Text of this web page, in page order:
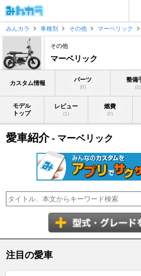
みんカラ
車種別 その他 マーベリック
その他
マーベリック
カスタム情報 パーツ
(0)
整備
(1)
モデル
トップ
レビュー
(1)
燃費
(0)
愛車紹介- マーベリック
注目の愛車